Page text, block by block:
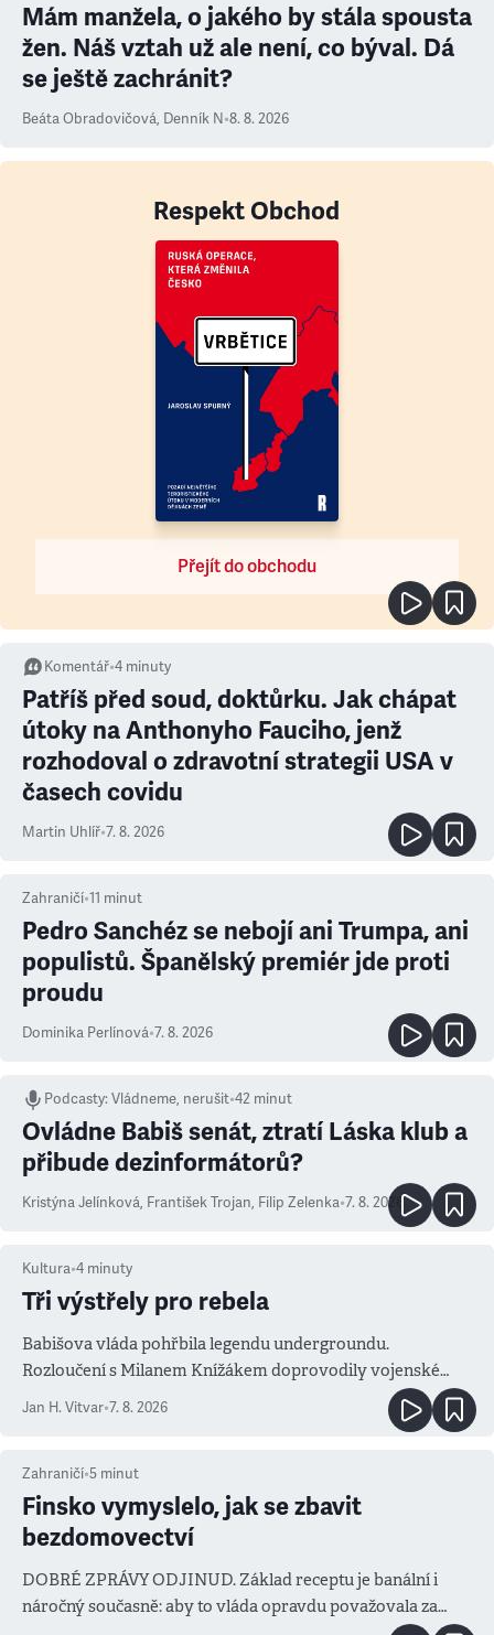
Mám manžela, o jakého by stála spousta
žen. Náš vztah už ale není, co býval. Dá
se ještě zachránit?
Beáta Obradovičová, Denník N•8. 8. 2026
Respekt Obchod
Přejít do obchodu
Komentář•4 minuty
Patříš před soud, doktůrku. Jak chápat
útoky na Anthonyho Fauciho, jenž
rozhodoval o zdravotní strategii USA v
časech covidu
Martin Uhlíř•7. 8. 2026
Zahraničí•11 minut
Pedro Sanchéz se nebojí ani Trumpa, ani
populistů. Španělský premiér jde proti
proudu
Dominika Perlínová•7. 8. 2026
Podcasty:Vládneme, nerušit•42 minut
Ovládne Babiš senát, ztratí Láska klub a
přibude dezinformátorů?
Kristýna Jelínková, František Trojan, Filip Zelenka•7. 8. 2026
Kultura•4 minuty
Tři výstřely pro rebela
Babišova vláda pohřbila legendu undergroundu.
Rozloučení s Milanem Knížákem doprovodily vojenské
Jan H. Vitvar•7. 8. 2026
Zahraničí•5 minut
Finsko vymyslelo, jak se zbavit
bezdomovectví
DOBRÉ ZPRÁVY ODJINUD. Základ receptu je banální i
náročný současně: aby to vláda opravdu považovala za